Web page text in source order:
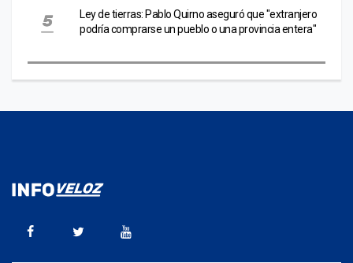
Ley de tierras: Pablo Quirno aseguró que "extranjero
podría comprarse un pueblo o una provincia entera"